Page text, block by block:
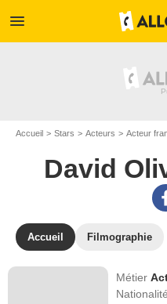
menu
Accueil Stars Acteurs Acteur
David
Accueil Filmographie
Métier
Nationalité